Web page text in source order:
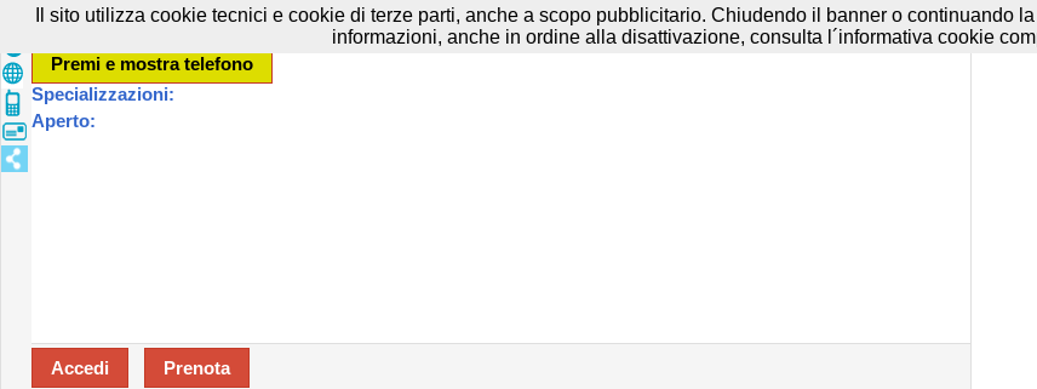
Prenota in tutta sicurezza con HTTPS All rights reserved. Privacy e Cookie-Disclaimer-Termini d'uso
Specializzazioni:
Aperto:
Il sito utilizza cookie tecnici e cookie di terze parti, anche a scopo pubblicitario. Chiudendo il banner o continuando
informazioni, anche in ordine alla disattivazione, consulta l´informativa cookie